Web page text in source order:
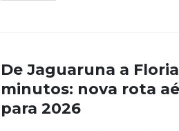
De Jaguaruna a
minutos: nova rota
para 2026